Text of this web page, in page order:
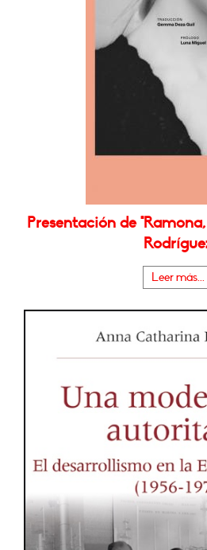
Presentación de
Leer más...